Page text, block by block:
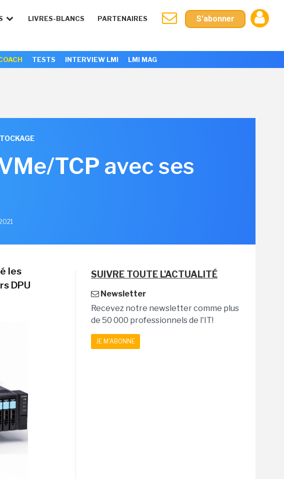
LIVRES-BLANCS PARTENAIRES S'abonner
TESTS INTERVIEW LMI LMI MAG
TCP avec ses
les
DPU
SUIVRE TOUTE L'ACTUALITÉ
Newsletter
Recevez notre newsletter comme plus
de 50 000 professionnels de l'IT!
JE M'ABONNE